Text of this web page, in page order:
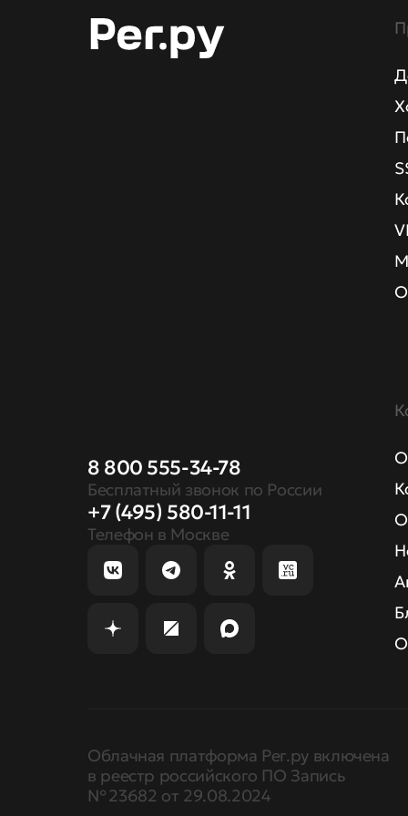
8 800 555-34-78
Бесплатный звонок по России
+7 (495) 580-11-11
Телефон в Москве
Облачная платформа Рег.ру включена
в реестр российского ПО Запись
№ 23682 от 29.08.2024